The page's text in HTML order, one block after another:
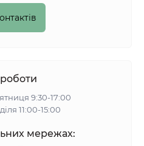
9:30-17:00
11:00-15:00
мережах: